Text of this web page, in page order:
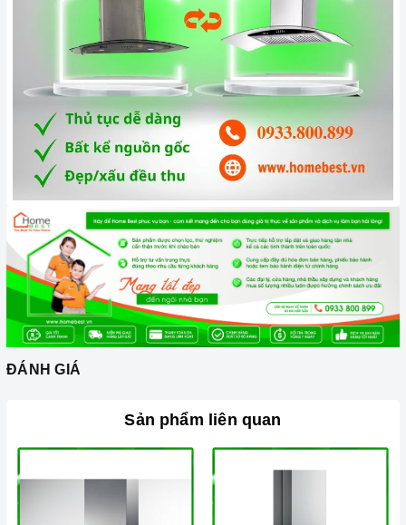
Cam kết hàng chính hãng:Chúng tôi cam kết cung cấp sản
phẩm chính hãng 100%, có nguồn gốc, xuất xứ và chứng từ
rõ ràng.
Chế độ hỗ trợ bảo hành linh hoạt:Hướng dẫn sử dụng,
nghiệp, đảm bảo rằng quý khách sẽ có trải nghiệm tuyệt vời
và không gặp bất kỳ khó khăn nào trong quá trình sử dụng
sản phẩm.
Vận chuyển lắp đặt nhanh chóng:Đội ngũ tư vấn viên,
nhân viên và kỹ thuật viên chuyên nghiệp, tận tâm sẽ đồng
hành cùng quý khách trong quá trình mua sắm và sử dụng
sản phẩm.
Đến với Home Best, chúng tôi tự hào cung cấp đến khách hàng
đa dạng các dòng
máy hút khói Hafele
nổi tiếng, cam kết về
tin mang đến cho quý khách hàng dịch vụ chăm sóc khách
ĐÁNH GIÁ
Sản phẩm liên quan